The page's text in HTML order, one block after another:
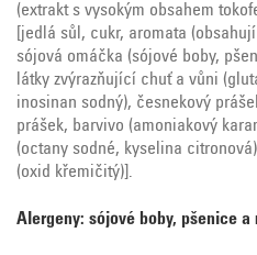
(extrakt s vysokým obsahem
[jedlá sůl, cukr, aromata
sójová omáčka (sójové boby,
látky zvýrazňující chuť a vůni
inosinan sodný), česnekový
prášek, barvivo (amoniakový
(octany sodné, kyselina
(oxid křemičitý)].
Alergeny: sójové boby, pšenice a